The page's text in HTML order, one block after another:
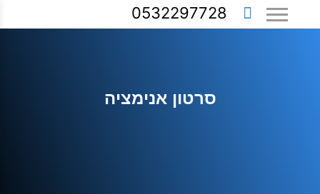
0532297728
סרטון אנימציה